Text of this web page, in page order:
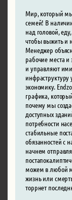
Мир, который
семей! В
над головой,
чтобы выжить и
Менеджер
рабочие места
и управляют
экономику.
графика,
почему мы
доступных
потребности
стабильные
обязанностей
начнем
можем в любой
жизнь или
торрнет